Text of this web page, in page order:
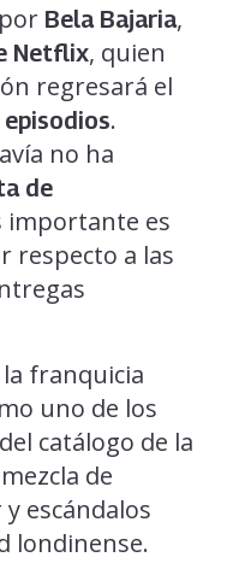
Bela Bajaria,
Netflix, quien
regresará el
.
no ha
de
importante es
respecto a las
franquicia
uno de los
del catálogo de la
de
escándalos
londinense.